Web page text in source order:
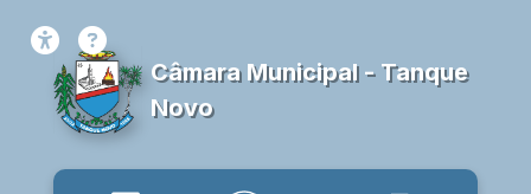
Câmara Municipal - Tanque
Novo